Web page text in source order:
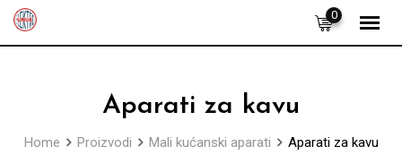
Skip
0
Aparati za kavu
Home Proizvodi Mali kućanski aparati Aparati za kavu